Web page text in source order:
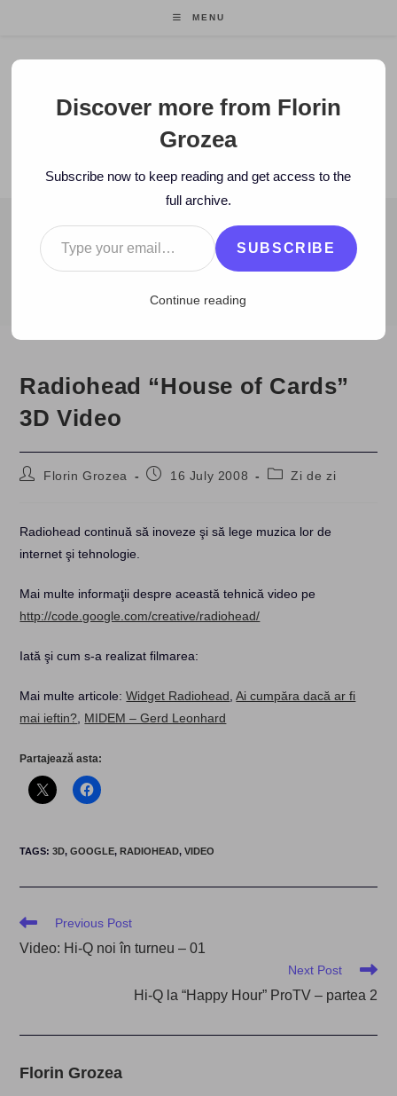
MENU
Florin Grozea
ENTREPRENEUR. FOUNDER/CEO MOCAPP.
BLOG
2008 > July > 16 > Zi de zi Radiohead “House of Cards” 3D
Radiohead “House of Cards”
3D Video
PostFlorin Grozea
Post16 July 2008
PostZi de zi
Radiohead continuă să inoveze şi să lege muzica lor de
internet şi tehnologie.
Mai multe informaţii despre această tehnică video pe
http://code.google.com/creative/radiohead/
Iată şi cum s-a realizat filmarea:
Mai multe articole:Widget Radiohead ,Ai cumpăra dacă ar fi
mai ieftin? MIDEM – Gerd Leonhard
Partajează asta:
TAGS:3D, GOOGLE, RADIOHEAD, VIDEO
Read
articles
Previous Post
Video: Hi-Q noi în turneu – 01
Next Post
Hi-Q la “Happy Hour” ProTV – partea 2
Florin Grozea
Discover more from Florin
Grozea
Subscribe now to keep reading and get access to the
full archive.
Type your email…
SUBSCRIBE
Continue reading